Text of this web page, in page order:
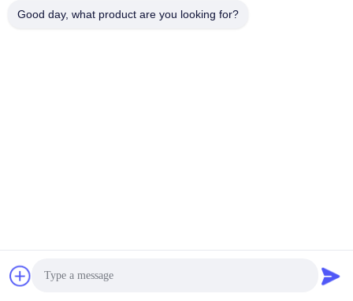
Good day, what product are you looking for?